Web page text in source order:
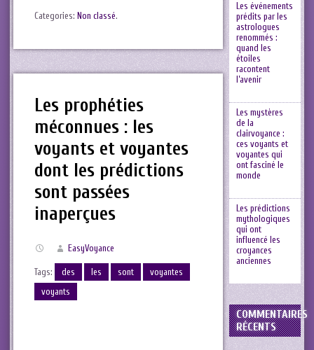
Categories: Non classé.
Les prophéties
méconnues : les
voyants et voyantes
dont les prédictions
sont passées
inaperçues
EasyVoyance
Tags: des les sont
voyantes
voyants
Les événements
prédits par les
astrologues
renommés :
quand les
étoiles
racontent
l’avenir
Les mystères
de la
clairvoyance :
ces voyants et
voyantes qui
ont fasciné le
monde
Les prédictions
mythologiques
qui ont
influencé les
croyances
anciennes
COMMENTAIRES
RÉCENTS